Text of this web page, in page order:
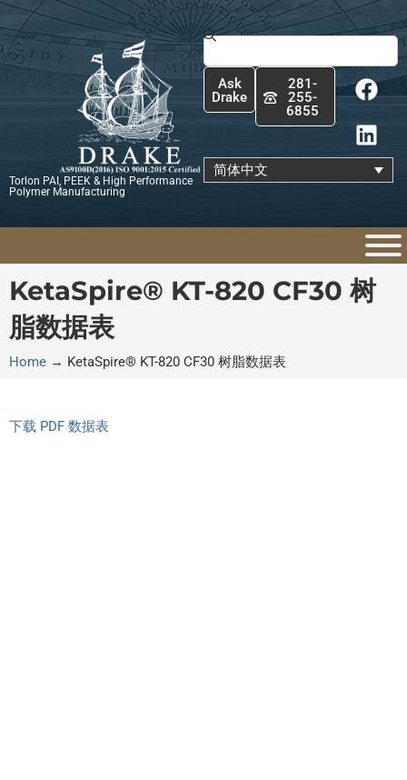
跳
至
内
Torlon PAI, PEEK & High Performance
Polymer Manufacturing
Search
Ask
Drake
281-
255-
6855
F
a
c
e
b
o
k
L
i
n
k
e
d
n
简体中文
KetaSpire® KT-820 CF30 树
脂数据表
Home → KetaSpire® KT-820 CF30 树脂数据表
下载 PDF 数据表